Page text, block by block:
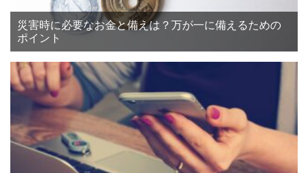
災害時に必要なお金と備えは？万が一に備えるための
ポイント